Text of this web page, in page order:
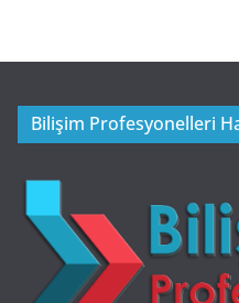
Bilişim Profesyonelleri